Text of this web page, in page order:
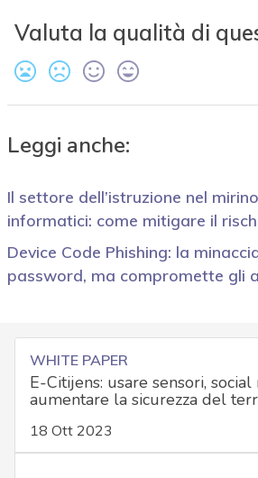
Valuta la qualità di
Leggi anche:
Il settore dell’istruzione nel
informatici: come mitigare il
Device Code Phishing: la
password, ma compromette gli
WHITE PAPER
E-Citijens: usare sensori,
aumentare la sicurezza del
18 Ott 2023